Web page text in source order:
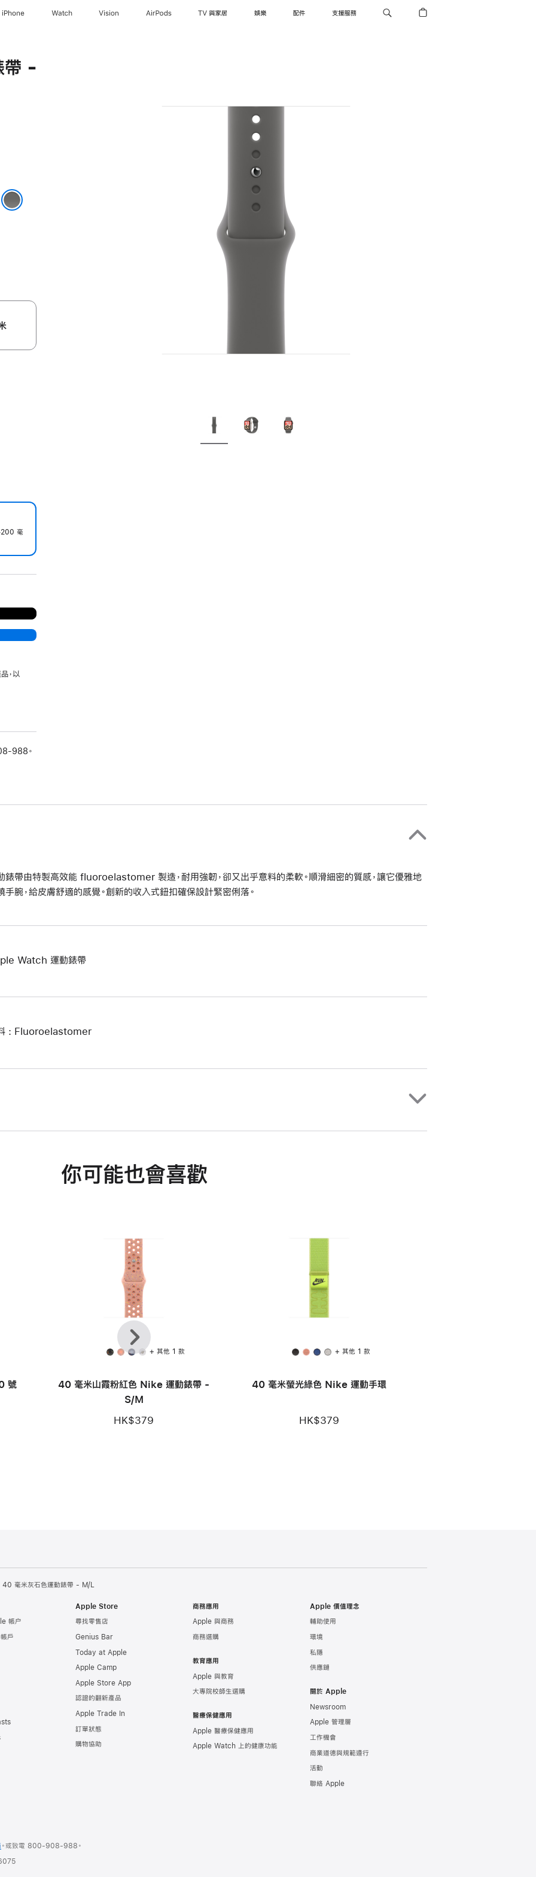
iPhone Watch Vision AirPods TV 與家居 娛樂 配件 支援服務
帶 -
毫
，以
988。
錶帶由特製高效能 fluoroelastomer 製造，耐用強韌，卻又出乎意料的柔軟。順滑細密的質感，讓它優雅地
手腕，給皮膚舒適的感覺。創新的收入式鈕扣確保設計緊密俐落。
Watch 運動錶帶
: Fluoroelastomer
你可能也會喜歡
號
+ 其他 1 款
40 毫米山霞粉紅色 Nike 運動錶帶 -
S/M
HK$379
+ 其他 1 款
40 毫米螢光綠色 Nike 運動手環
HK$379
上
一
頁
下
一
步
40 毫米灰石色運動錶帶 - M/L
帳户
戶
Apple Store
尋找零售店
Genius Bar
Today at Apple
Apple Camp
Apple Store App
認證的翻新產品
Apple Trade In
訂單狀態
購物協助
商務應用
Apple 與商務
商務選購
教育應用
Apple 與教育
大專院校師生選購
醫療保健應用
Apple 醫療保健應用
Apple Watch 上的健康功能
Apple 價值理念
輔助使用
環境
私隱
供應鏈
關於 Apple
Newsroom
Apple 管理層
工作機會
商業道德與規範遵行
活動
聯絡 Apple
。或致電 800-908-988 。